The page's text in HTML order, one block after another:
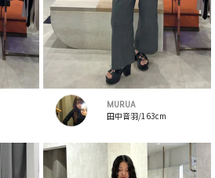
MURUA
田中音羽/163cm